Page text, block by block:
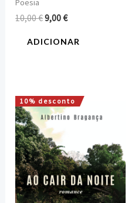
Poesia
10,00€9,00€
ADICIONAR
10% desconto
O
preço
original
era:
12,00 €.
O
preço
10,80 €.